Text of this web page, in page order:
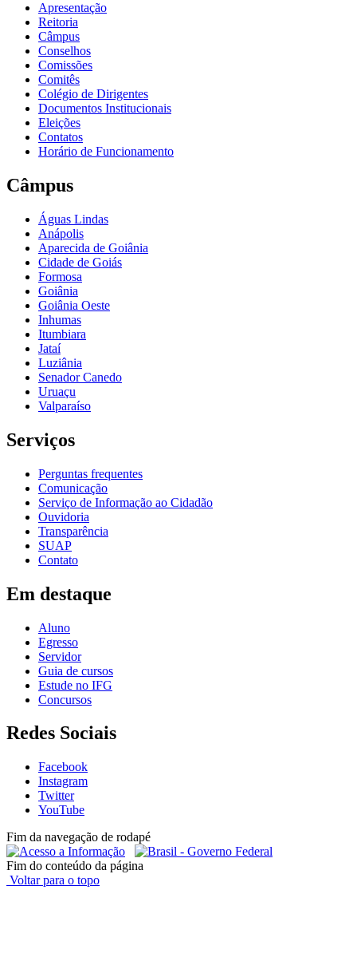
Apresentação
Reitoria
Câmpus
Conselhos
Comissões
Comitês
Colégio de Dirigentes
Documentos Institucionais
Eleições
Contatos
Horário de Funcionamento
Câmpus
Águas Lindas
Anápolis
Aparecida de Goiânia
Cidade de Goiás
Formosa
Goiânia
Goiânia Oeste
Inhumas
Itumbiara
Jataí
Luziânia
Senador Canedo
Uruaçu
Valparaíso
Serviços
Perguntas frequentes
Comunicação
Serviço de Informação ao Cidadão
Ouvidoria
Transparência
SUAP
Contato
Em destaque
Aluno
Egresso
Servidor
Guia de cursos
Estude no IFG
Concursos
Redes Sociais
Facebook
Instagram
Twitter
YouTube
Fim da navegação de rodapé
Fim do conteúdo da página
Voltar para o topo